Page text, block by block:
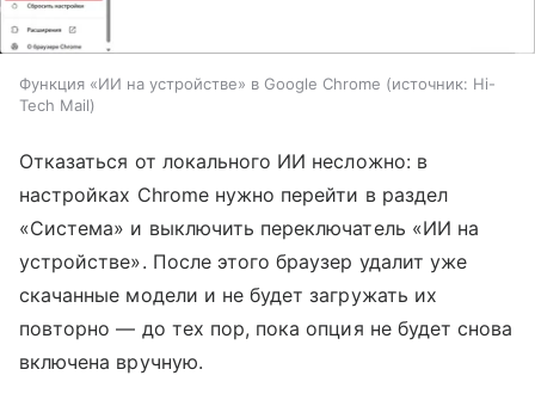
Функция «ИИ на устройстве» в Google Chrome источник: Hi-
Tech Mail
Отказаться от локального ИИ несложно: в
настройках Chrome нужно перейти в раздел
«Система» и выключить переключатель «ИИ на
устройстве». После этого браузер удалит уже
скачанные модели и не будет загружать их
повторно — до тех пор, пока опция не будет снова
включена вручную.